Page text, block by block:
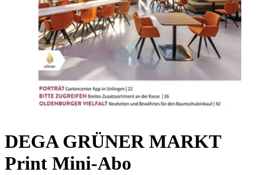
DEGA GRÜNER MARKT
Print Mini-Abo